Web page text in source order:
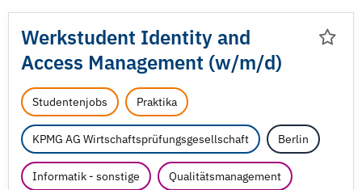
Werkstudent Identity and
Access Management (w/m/d)
Studentenjobs Praktika
KPMG AG Wirtschaftsprüfungsgesellschaft Berlin
Informatik - sonstige Qualitätsmanagement